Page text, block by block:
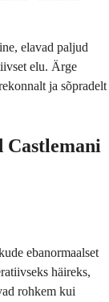
elavad paljud
elu. Ärge
ja sõpradelt
Castlemani
ebanormaalset
häireks,
rohkem kui